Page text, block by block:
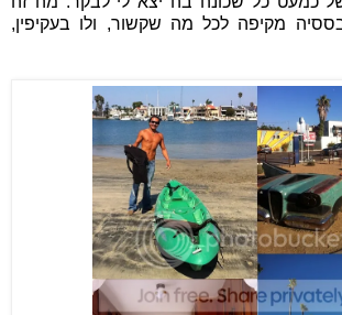
מקיפה לכל מה שקשור, ולו בעקיפין,